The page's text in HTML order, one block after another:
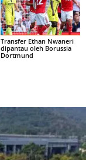
Transfer Ethan Nwaneri
dipantau oleh Borussia
Dortmund